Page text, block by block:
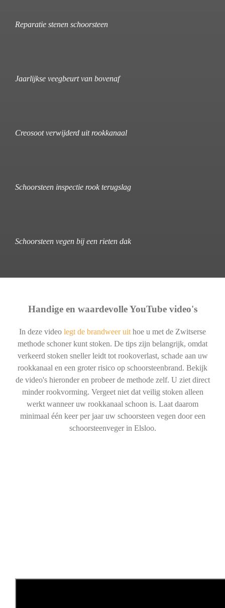
Reparatie stenen schoorsteen
Jaarlijkse veegbeurt van bovenaf
Creosoot verwijderd uit rookkanaal
Schoorsteen inspectie rook terugslag
Schoorsteen vegen bij een rieten dak
Handige en waardevolle YouTube video's
In deze video legt de brandweer uit hoe u met de Zwitserse
methode schoner kunt stoken. De tips zijn belangrijk, omdat
verkeerd stoken sneller leidt tot rookoverlast, schade aan uw
rookkanaal en een groter risico op schoorsteenbrand. Bekijk
de video's hieronder en probeer de methode zelf. U ziet direct
minder rookvorming. Vergeet niet dat veilig stoken alleen
werkt wanneer uw rookkanaal schoon is. Laat daarom
minimaal één keer per jaar uw schoorsteen vegen door een
schoorsteenveger in Elsloo.